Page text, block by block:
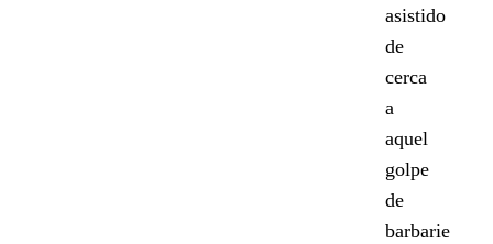
asistido
de
cerca
a
aquel
golpe
de
barbarie